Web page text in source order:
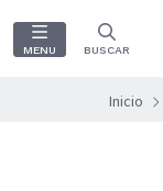
MENU BUSCAR
Inicio